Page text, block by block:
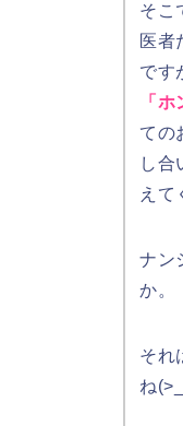
そこ
医者
です
「
ての
し合
えて
ナン
か。
それ
ね